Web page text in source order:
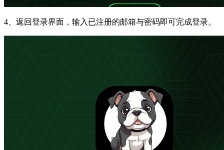
4、返回登录界面，输入已注册的邮箱与密码即可完成登录。